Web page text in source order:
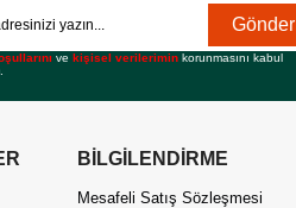
Gönder
vekişisel verilerimin korunmasını kabul
BİLGİLENDİRME
Mesafeli Satış Sözleşmesi